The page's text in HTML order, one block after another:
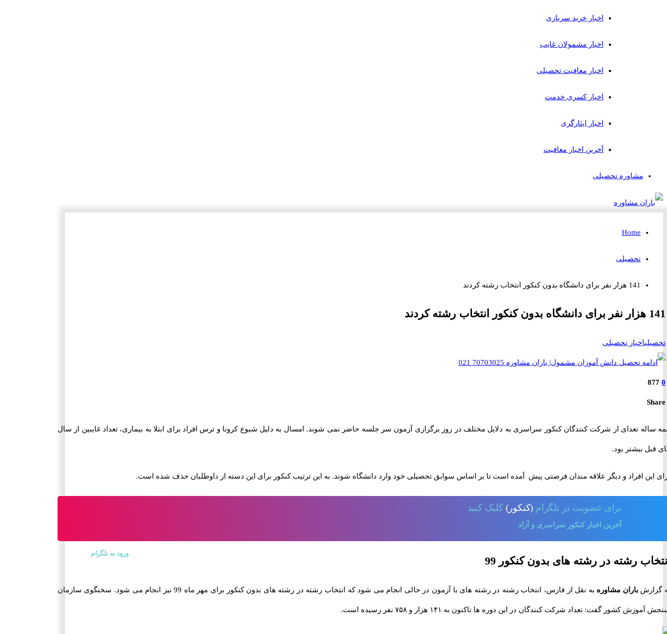
اخبار خرید سربازی
اخبار مشمولان غایب
اخبار معافیت تحصیلی
اخبار کسری خدمت
اخبار ایثارگری
آخرین اخبار معافیت
مشاوره تحصیلی
Home
تحصیلی
141 هزار نفر برای دانشگاه بدون کنکور انتخاب رشته کردند
141 هزار نفر برای دانشگاه بدون کنکور انتخاب رشته کردند
تحصیلیاخبار تحصیلی
0
877
Share
ساله تعدای از شرکت کنندگان کنکور سراسری به دلایل مختلف در روز برگزازی آزمون سر جلسه حاضر نمی شوند. امسال به دلیل شیوع کرونا و ترس افراد برای ابتلا به بیماری، تعداد غایبین از سال
قبل بیشتر بود.
این افراد و دیگر علاقه مندان فرصتی پیش آمده است تا بر اساس سوابق تحصیلی خود وارد دانشگاه شوند. به این ترتیب کنکور برای این دسته از داوطلبان حذف شده است.
برای عضویت در تلگرام (کنکور) کلیک کنید
آخرین اخبار کنکور سراسری و آزاد
ورود به تلگرام
رشته در رشته های بدون کنکور 99
گزارشباران مشاوره به نقل از فارس، انتخاب رشته در رشته های با آزمون در حالی انجام می شود که انتخاب رشته در رشته های بدون کنکور برای مهر ماه 99 نیز انجام می شود. سخنگوی سازمان
آموزش کشور گفت: تعداد شرکت کنندگان در این دوره ها تاکنون به ۱۴۱ هزار و ۷۵۸ نفر رسیده است.